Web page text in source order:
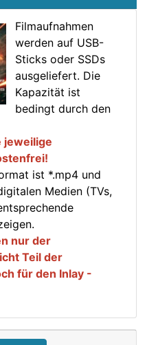
Filmaufnahmen
werden auf USB-
Sticks oder SSDs
ausgeliefert. Die
Kapazität ist
bedingt durch den
jeweilige
ist *.mp4 und
Medien (TVs,
nur der
Teil der
für den Inlay -